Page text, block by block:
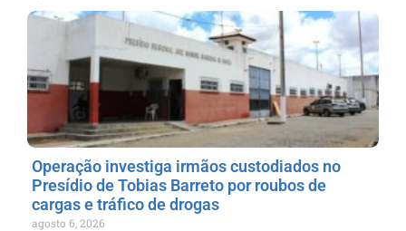
Operação investiga irmãos custodiados no
Presídio de Tobias Barreto por roubos de
cargas e tráfico de drogas
agosto 6, 2026